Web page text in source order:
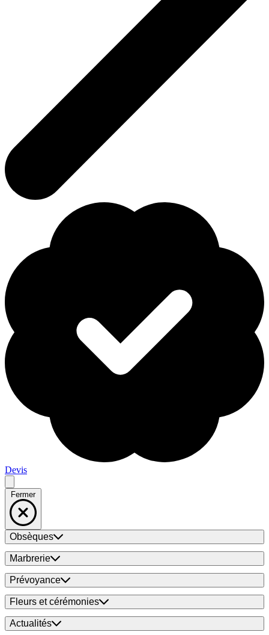
Devis
Fermer
Obsèques
Marbrerie
Prévoyance
Fleurs et cérémonies
Actualités